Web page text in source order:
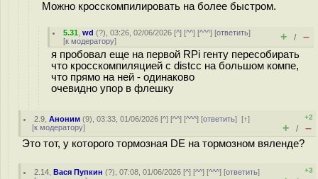
Можно кросскомпилировать на более быстром.
5.31 ,wd (?), 03:26, 02/06/2026 [^] [^^] [^^^] [ответить]
[к модератору] + / –
я пробовал еще на первой RPi генту пересобирать
что кросскомпиляцией с distcc на большом компе,
что прямо на ней - одинаково
очевидно упор в флешку
2.9 ,Аноним (9), 03:33, 01/06/2026 [^] [^^] [^^^] [ответить][↑]
[к модератору]
+2
+ / –
Это тот, у которого тормозная DE на тормозном вяленде?
2.14 ,Вася Пупкин (?), 07:08, 01/06/2026 [^] [^^] [^^^] [ответить]
+3